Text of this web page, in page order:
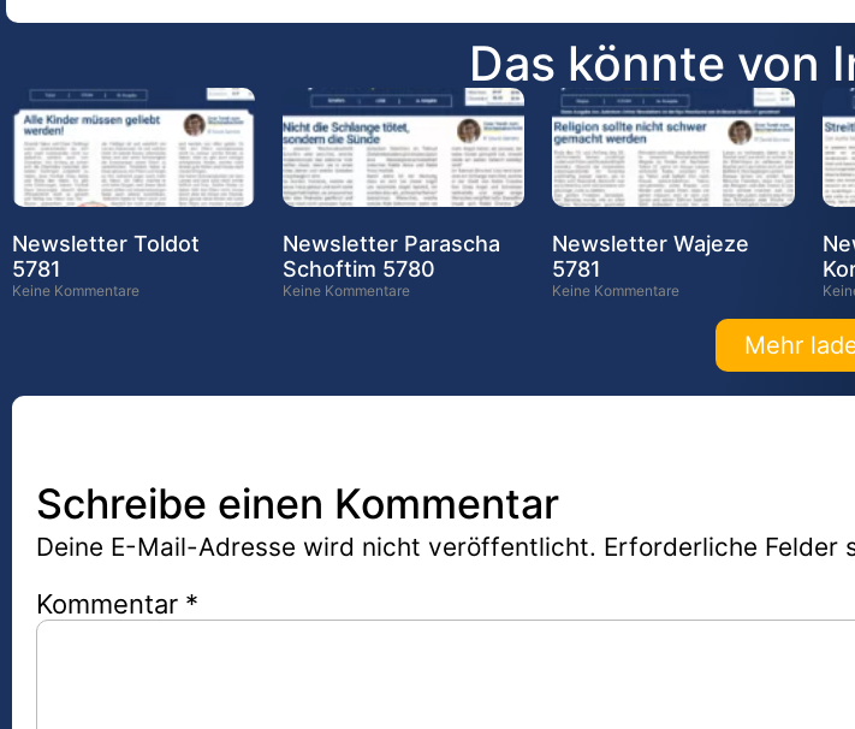
Das könnte von
Newsletter Toldot
5781
Keine Kommentare
Newsletter Parascha
Schoftim 5780
Keine Kommentare
Newsletter Wajeze
5781
Keine Kommentare
Mehr
Schreibe einen Kommentar
Deine E-Mail-Adresse wird nicht veröffentlicht. Erforderliche Felder
Kommentar *